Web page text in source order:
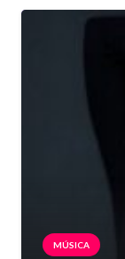
MÚSICA